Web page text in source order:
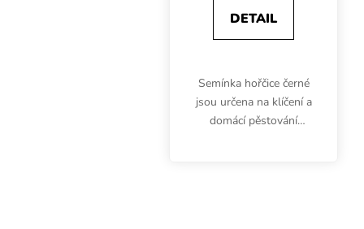
DETAIL
Semínka hořčice černé
jsou určena na klíčení a
domácí pěstování